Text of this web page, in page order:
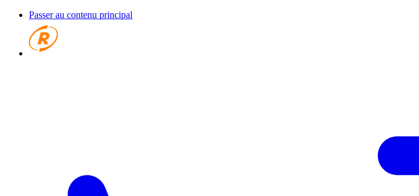
Passer au contenu principal